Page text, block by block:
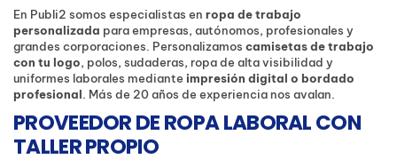
En Publi2 somos especialistas en ropa de trabajo
personalizada para empresas, autónomos, profesionales y
grandes corporaciones. Personalizamos camisetas de trabajo
con tu logo, polos, sudaderas, ropa de alta visibilidad y
uniformes laborales mediante impresión digital o bordado
profesional . Más de 20 años de experiencia nos avalan.
PROVEEDOR DE ROPA LABORAL CON
TALLER PROPIO